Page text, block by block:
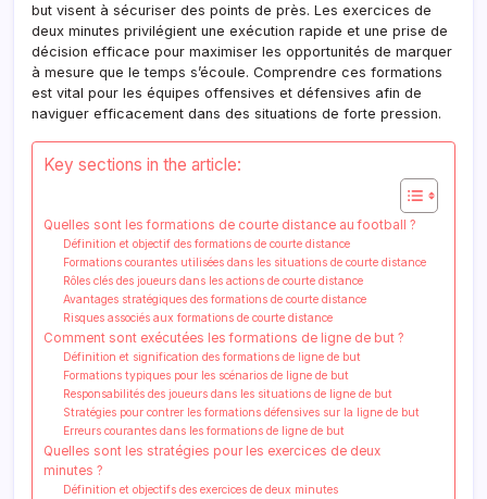
but visent à sécuriser des points de près. Les exercices de
deux minutes privilégient une exécution rapide et une prise de
décision efficace pour maximiser les opportunités de marquer
à mesure que le temps s’écoule. Comprendre ces formations
est vital pour les équipes offensives et défensives afin de
naviguer efficacement dans des situations de forte pression.
Key sections in the article:
Quelles sont les formations de courte distance au football ?
Définition et objectif des formations de courte distance
Formations courantes utilisées dans les situations de courte distance
Rôles clés des joueurs dans les actions de courte distance
Avantages stratégiques des formations de courte distance
Risques associés aux formations de courte distance
Comment sont exécutées les formations de ligne de but ?
Définition et signification des formations de ligne de but
Formations typiques pour les scénarios de ligne de but
Responsabilités des joueurs dans les situations de ligne de but
Stratégies pour contrer les formations défensives sur la ligne de but
Erreurs courantes dans les formations de ligne de but
Quelles sont les stratégies pour les exercices de deux
minutes ?
Définition et objectifs des exercices de deux minutes